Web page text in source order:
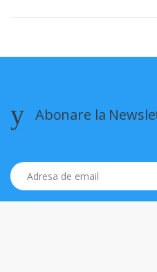
Abonare la
Adresa de email